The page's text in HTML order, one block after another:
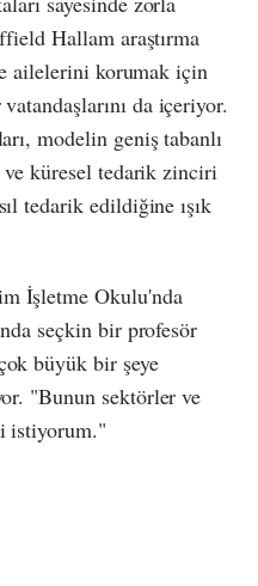
Hallam araştırma
ailelerini korumak için
da içeriyor.
modelin geniş tabanlı
küresel tedarik zinciri
tedarik edildiğine ışık
İşletme Okulu'nda
seçkin bir profesör
büyük bir şeye
"Bunun sektörler ve
istiyorum."